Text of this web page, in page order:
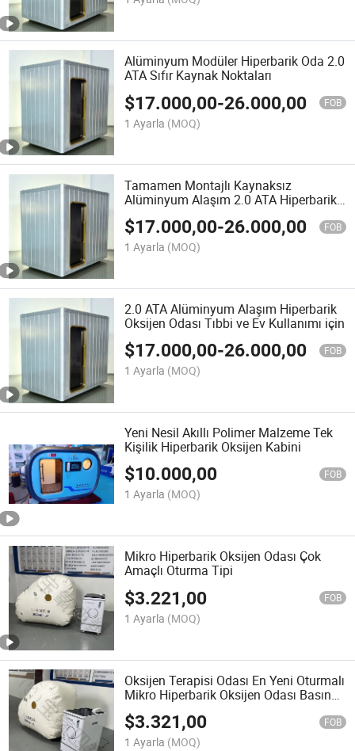
Alüminyum Modüler Hiperbarik Oda 2.0
ATA Sıfır Kaynak Noktaları
$17.000,00-26.000,00 FOB
1 Ayarla (MOQ)
Tamamen Montajlı Kaynaksız
Alüminyum Alaşım 2.0 ATA Hiperbarik
Oksijen Odası
$17.000,00-26.000,00 FOB
1 Ayarla (MOQ)
2.0 ATA Alüminyum Alaşım Hiperbarik
Oksijen Odası Tıbbi ve Ev Kullanımı için
$17.000,00-26.000,00 FOB
1 Ayarla (MOQ)
Yeni Nesil Akıllı Polimer Malzeme Tek
Kişilik Hiperbarik Oksijen Kabini
$10.000,00 FOB
1 Ayarla (MOQ)
Mikro Hiperbarik Oksijen Odası Çok
Amaçlı Oturma Tipi
$3.221,00 FOB
1 Ayarla (MOQ)
Oksijen Terapisi Odası En Yeni Oturmalı
Mikro Hiperbarik Oksijen Odası Basıncı
Rahatlatır
$3.321,00 FOB
1 Ayarla (MOQ)